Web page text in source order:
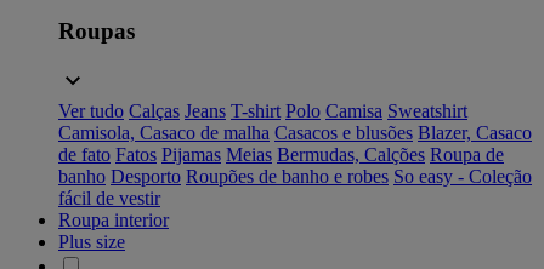
Roupas
Ver tudo Calças Jeans T-shirt Polo Camisa Sweatshirt
Camisola, Casaco de malha Casacos e blusões Blazer, Casaco
de fato Fatos Pijamas Meias Bermudas, Calções Roupa de
banho Desporto Roupões de banho e robes So easy - Coleção
fácil de vestir
Roupa interior
Plus size